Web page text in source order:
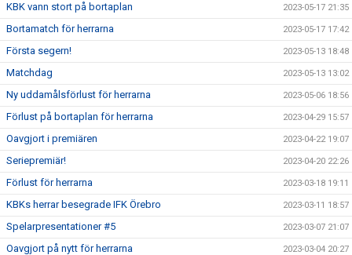
KBK vann stort på bortaplan 2023-05-17 21:35
Bortamatch för herrarna 2023-05-17 17:42
Första segern! 2023-05-13 18:48
Matchdag 2023-05-13 13:02
Ny uddamålsförlust för herrarna 2023-05-06 18:56
Förlust på bortaplan för herrarna 2023-04-29 15:57
Oavgjort i premiären 2023-04-22 19:07
Seriepremiär! 2023-04-20 22:26
Förlust för herrarna 2023-03-18 19:11
KBKs herrar besegrade IFK Örebro 2023-03-11 18:57
Spelarpresentationer #5 2023-03-07 21:07
Oavgjort på nytt för herrarna 2023-03-04 20:27